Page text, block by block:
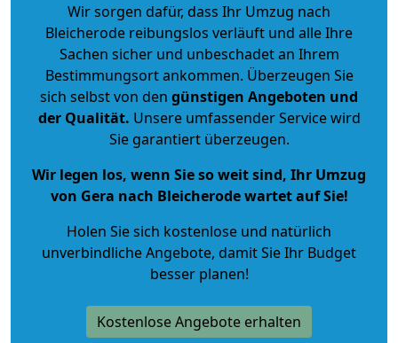
Wir sorgen dafür, dass Ihr Umzug nach
Bleicherode reibungslos verläuft und alle Ihre
Sachen sicher und unbeschadet an Ihrem
Bestimmungsort ankommen. Überzeugen Sie
sich selbst von den günstigen Angeboten und
der Qualität. Unsere umfassender Service wird
Sie garantiert überzeugen.
Wir legen los, wenn Sie so weit sind, Ihr Umzug
von Gera nach Bleicherode wartet auf Sie!
Holen Sie sich kostenlose und natürlich
unverbindliche Angebote, damit Sie Ihr Budget
besser planen!
Kostenlose Angebote erhalten